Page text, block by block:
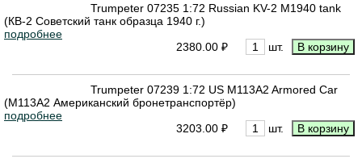
Trumpeter 07235 1:72 Russian KV-2 M1940 tank
(КВ-2 Советский танк образца 1940 г.)
подробнее
2380.00 ₽
шт.
Trumpeter 07239 1:72 US M113A2 Armored Car
(M113A2 Американский бронетранспортёр)
подробнее
3203.00 ₽
шт.